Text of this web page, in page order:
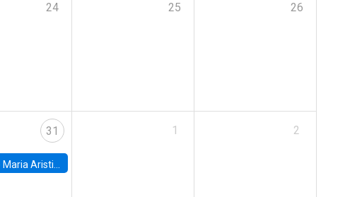
24 25 26
31
Maria Aristizabal-Ramirez, FED Board
1 2